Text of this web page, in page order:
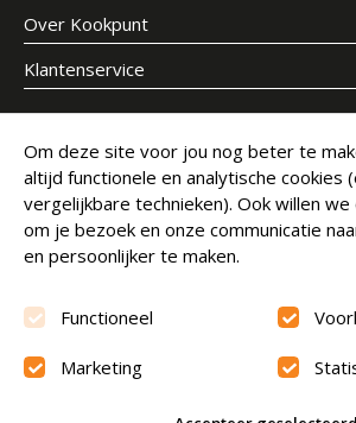
Over Kookpunt
Klantenservice
Meld je aan voor onze nieuwsbrief
E-mailadres
Abonneer
Om deze site voor jou nog beter te
altijd functionele en analytische cookies
vergelijkbare technieken). Ook willen
om je bezoek en onze communicatie
en persoonlijker te maken.
Functioneel
Marketing